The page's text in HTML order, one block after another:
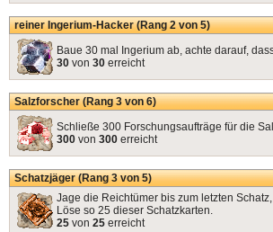
reiner Ingerium-Hacker (Rang 2 von 5)
Baue 30 mal Ingerium ab, achte darauf,
30 von 30 erreicht
Salzforscher (Rang 3 von 6)
Schließe 300 Forschungsaufträge für die
300 von 300 erreicht
Schatzjäger (Rang 3 von 5)
Jage die Reichtümer bis zum letzten
Löse so 25 dieser Schatzkarten.
25 von 25 erreicht